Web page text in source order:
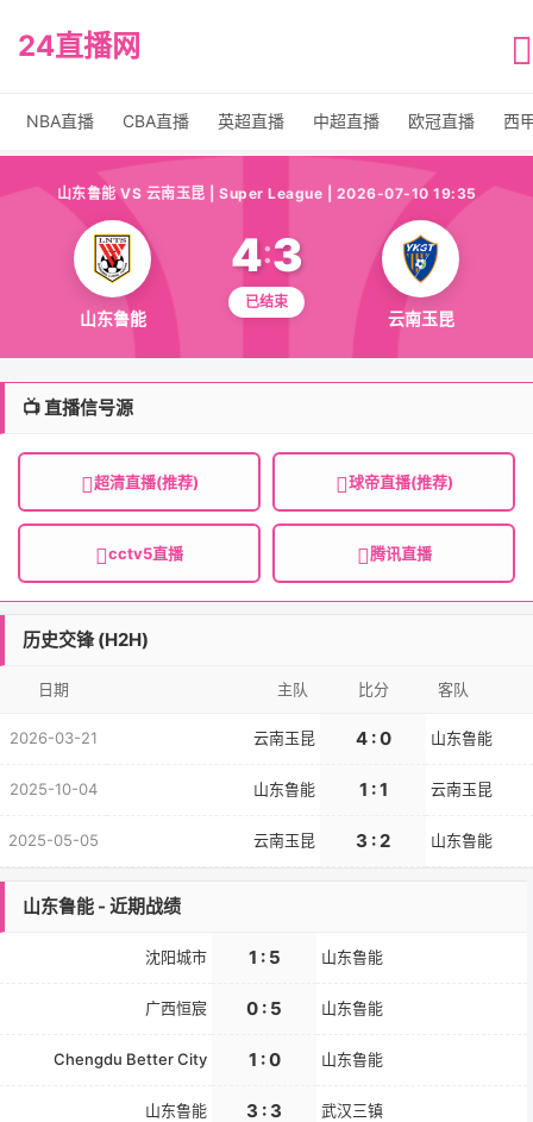
24直播网
NBA直播 CBA直播 英超直播 中超直播 欧冠直播 西
山东鲁能 VS 云南玉昆 | Super League | 2026-07-10 19:35
山东鲁能
4:3
已结束
云南玉昆
📺 直播信号源
超清直播(推荐) 球帝直播(推荐)
cctv5直播 腾讯直播
历史交锋 (H2H)
日期 主队 比分 客队
2026-03-21 云南玉昆 4 : 0 山东鲁能
2025-10-04 山东鲁能 1 : 1 云南玉昆
2025-05-05 云南玉昆 3 : 2 山东鲁能
山东鲁能 - 近期战绩
沈阳城市 1 : 5 山东鲁能
广西恒宸 0 : 5 山东鲁能
Chengdu Better City 1 : 0 山东鲁能
山东鲁能 3 : 3 武汉三镇